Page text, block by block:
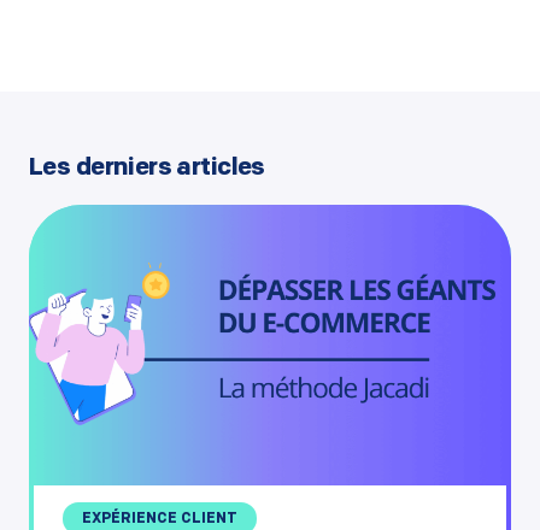
Les derniers articles
EXPÉRIENCE CLIENT